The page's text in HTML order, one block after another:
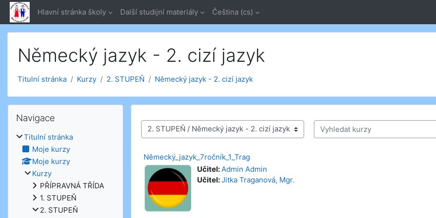
Přejít k hlavnímu obsahu
Hlavní stránka školy Další studijní materiály Čeština ‎(cs)‎
Německý jazyk - 2. cizí jazyk
Titulní stránka Kurzy 2. STUPEŇ Německý jazyk - 2. cizí jazyk
Kategorie kurzů
Vyhledat kurzy
Německý_jazyk_7ročník_1_Trag
Učitel: Admin Admin
Učitel:Jitka Traganová, Mgr.
Navigace
Titulní stránka
Moje kurzy
Moje kurzy
Kurzy
PŘÍPRAVNÁ TŘÍDA
1. STUPEŇ
2. STUPEŇ